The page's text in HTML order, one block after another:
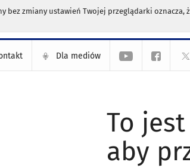
bez zmiany ustawień Twojej przeglądarki
Dla mediów
To
aby